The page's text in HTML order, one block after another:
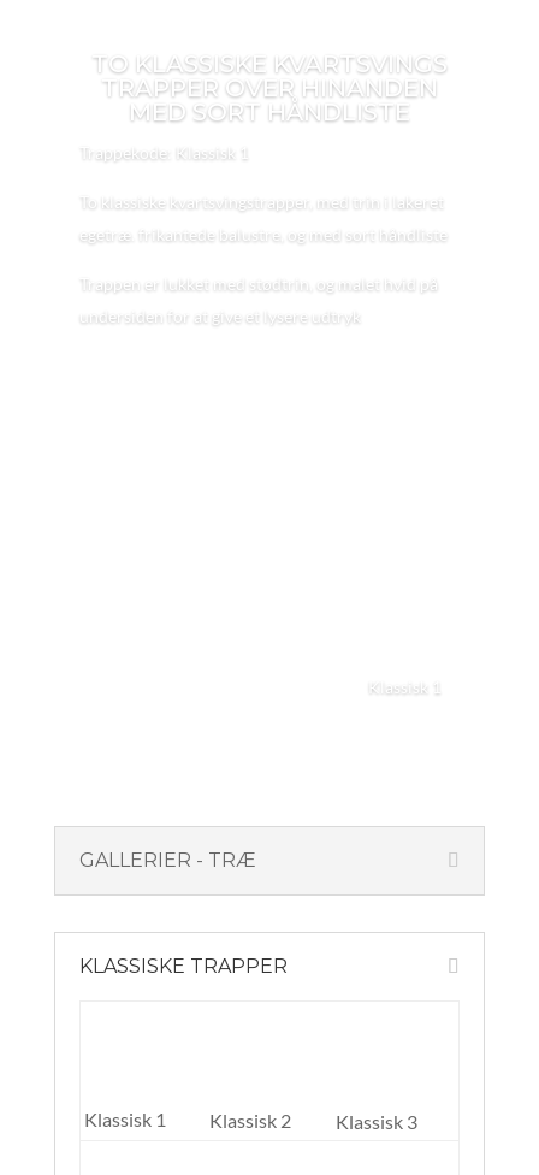
TO KLASSISKE KVARTSVINGS
TRAPPER OVER HINANDEN
MED SORT HÅNDLISTE
Trappekode: Klassisk 1
To klassiske kvartsvingstrapper, med trin i lakeret
egetræ. frikantede balustre, og med sort håndliste
Trappen er lukket med stødtrin, og malet hvid på
undersiden for at give et lysere udtryk
Klassisk 1
GALLERIER - TRÆ
KLASSISKE TRAPPER
Klassisk 1 Klassisk 2 Klassisk 3